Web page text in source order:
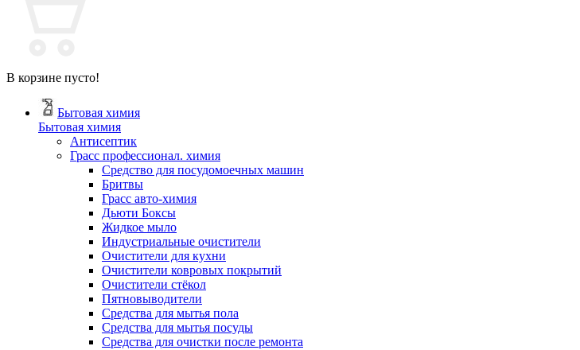
В корзине пусто!
Бытовая химия
Бытовая химия
Антисептик
Грасс профессионал. химия
Cредство для посудомоечных машин
Бритвы
Грасс авто-химия
Дьюти Боксы
Жидкое мыло
Индустриальные очистители
Очистители для кухни
Очистители ковровых покрытий
Очистители стёкол
Пятновыводители
Средства для мытья пола
Средства для мытья посуды
Средства для очистки после ремонта